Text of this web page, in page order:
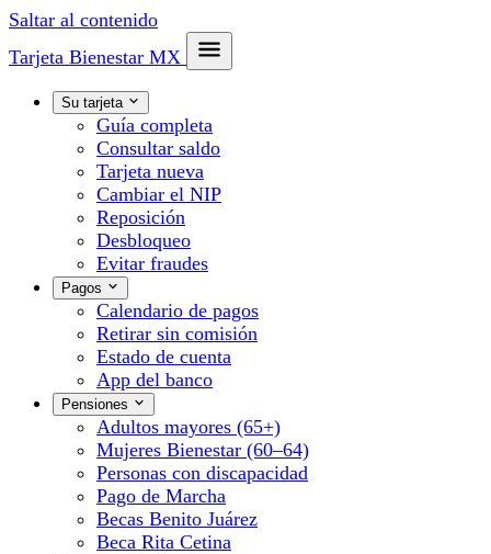
Saltar al contenido
Tarjeta Bienestar MX
Su tarjeta
Guía completa
Consultar saldo
Tarjeta nueva
Cambiar el NIP
Reposición
Desbloqueo
Evitar fraudes
Pagos
Calendario de pagos
Retirar sin comisión
Estado de cuenta
App del banco
Pensiones
Adultos mayores (65+)
Mujeres Bienestar (60–64)
Personas con discapacidad
Pago de Marcha
Becas Benito Juárez
Beca Rita Cetina